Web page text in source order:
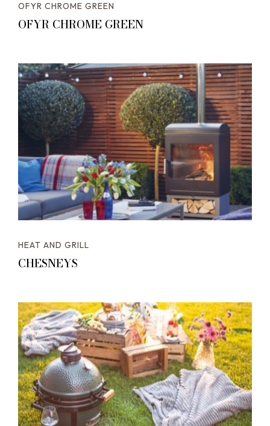
OFYR CHROME GREEN
OFYR CHROME GREEN
HEAT AND GRILL
CHESNEYS